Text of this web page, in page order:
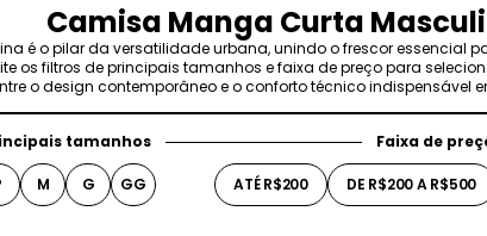
Camisa Manga Curta
é o pilar da versatilidade urbana, unindo o frescor essencial
os filtros de principais tamanhos e faixa de preço para
o design contemporâneo e o conforto técnico indispensável
tamanhos
M G GG
Faixa de
ATÉ R$200 DE R$200 A R$500